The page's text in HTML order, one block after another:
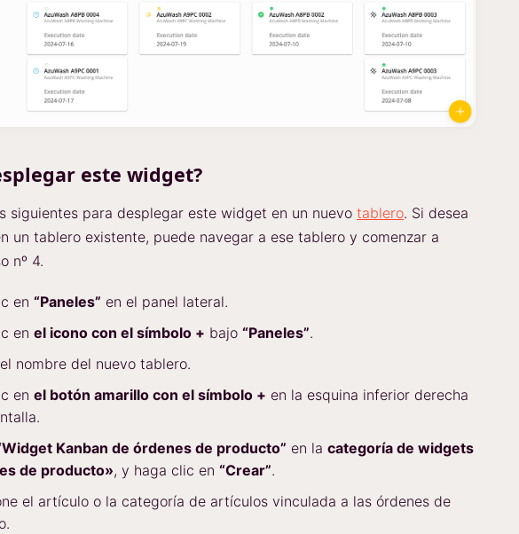
este widget?
siguientes para desplegar este widget en un nuevo tablero. Si desea
un tablero existente, puede navegar a ese tablero y comenzar a
nº 4.
en “Paneles” en el panel lateral.
en el icono con el símbolo + bajo “Paneles”.
nombre del nuevo tablero.
en el botón amarillo con el símbolo + en la esquina inferior derecha
Kanban de órdenes de producto” en la categoría de widgets
de producto», y haga clic en “Crear”.
el artículo o la categoría de artículos vinculada a las órdenes de